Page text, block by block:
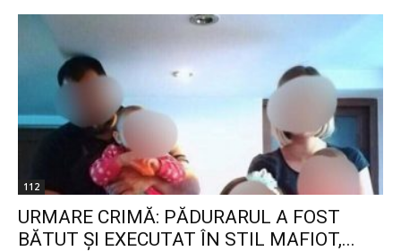
112
URMARE CRIMĂ: PĂDURARUL A FOST
BĂTUT ŞI EXECUTAT ÎN STIL MAFIOT,...